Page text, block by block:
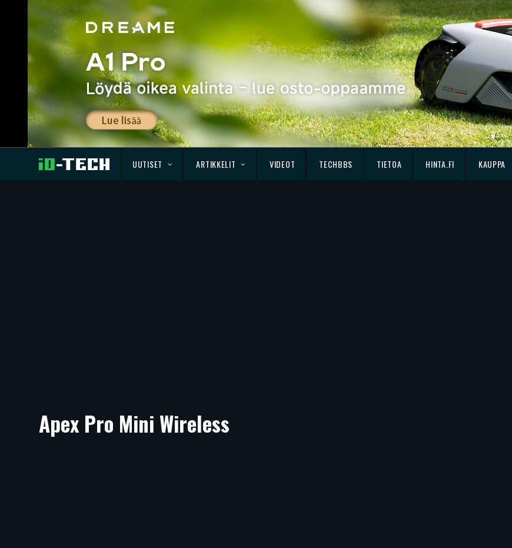
UUTISET ARTIKKELIT VIDEOT TECHBBS TIETOA HINTA.FI KAUPPA
Apex Pro Mini Wireless